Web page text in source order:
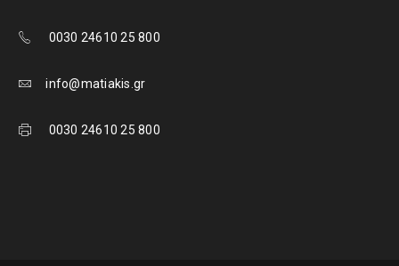
0030 24610 25 800
info@matiakis.gr
0030 24610 25 800